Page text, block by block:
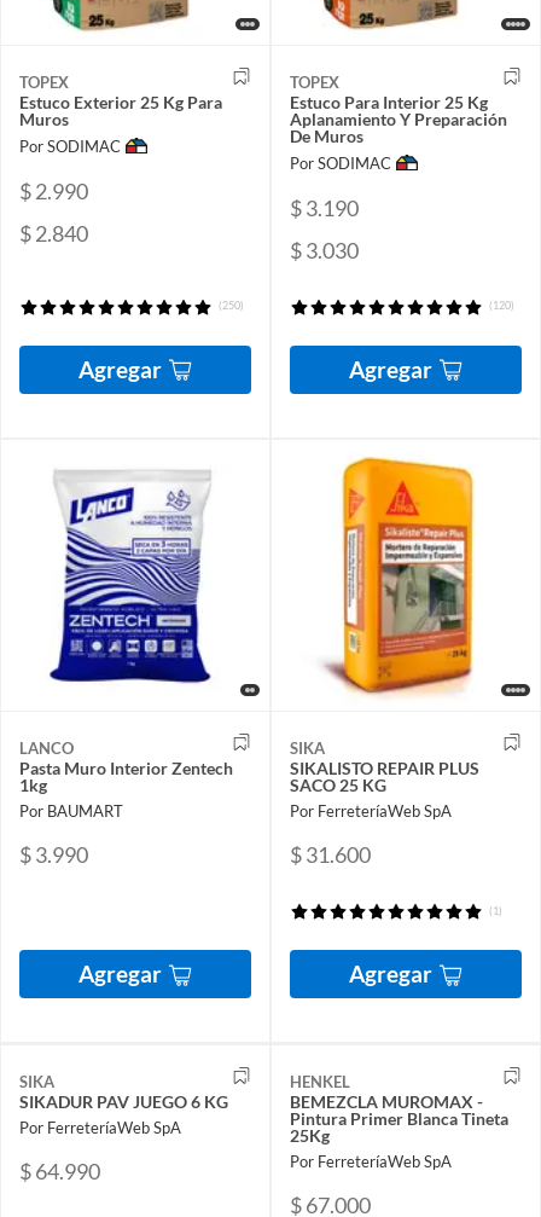
TOPEX
Estuco Exterior 25 Kg Para
Muros
Por SODIMAC
$ 2.990
$ 2.840
(250)
Agregar
TOPEX
Estuco Para Interior 25 Kg
Aplanamiento Y Preparación
De Muros
Por SODIMAC
$ 3.190
$ 3.030
(120)
Agregar
LANCO
Pasta Muro Interior Zentech
1kg
Por BAUMART
$ 3.990
Agregar
SIKA
SIKALISTO REPAIR PLUS
SACO 25 KG
Por FerreteríaWeb SpA
$ 31.600
(1)
Agregar
SIKA
SIKADUR PAV JUEGO 6 KG
Por FerreteríaWeb SpA
$ 64.990
HENKEL
BEMEZCLA MUROMAX -
Pintura Primer Blanca Tineta
25Kg
Por FerreteríaWeb SpA
$ 67.000